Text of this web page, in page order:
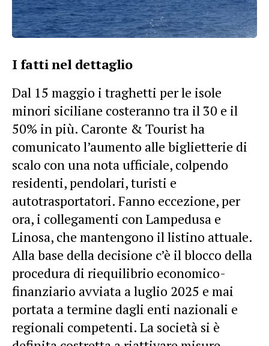
I fatti nel dettaglio
Dal 15 maggio i traghetti per le isole
minori siciliane costeranno tra il 30 e il
50% in più. Caronte & Tourist ha
comunicato l’aumento alle biglietterie di
scalo con una nota ufficiale, colpendo
residenti, pendolari, turisti e
autotrasportatori. Fanno eccezione, per
ora, i collegamenti con Lampedusa e
Linosa, che mantengono il listino attuale.
Alla base della decisione c’è il blocco della
procedura di riequilibrio economico-
finanziario avviata a luglio 2025 e mai
portata a termine dagli enti nazionali e
regionali competenti. La società si è